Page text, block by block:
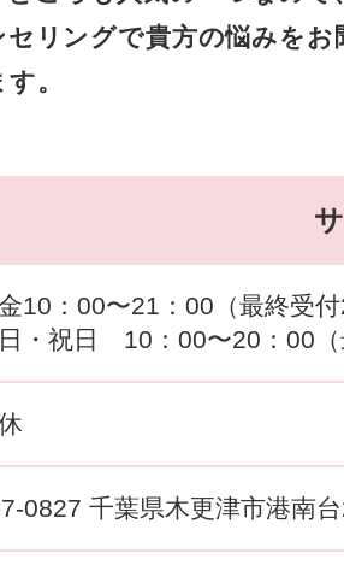
リングで貴方の悩みをお
。
10：00〜21：00（最終受付
・祝日 10：00〜20：00（
0827 千葉県木更津市港南